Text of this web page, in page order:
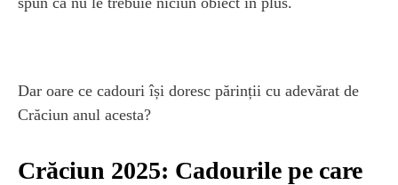
Dar oare ce cadouri își doresc părinții cu adevărat de
Crăciun anul acesta?
Crăciun 2025: Cadourile pe care